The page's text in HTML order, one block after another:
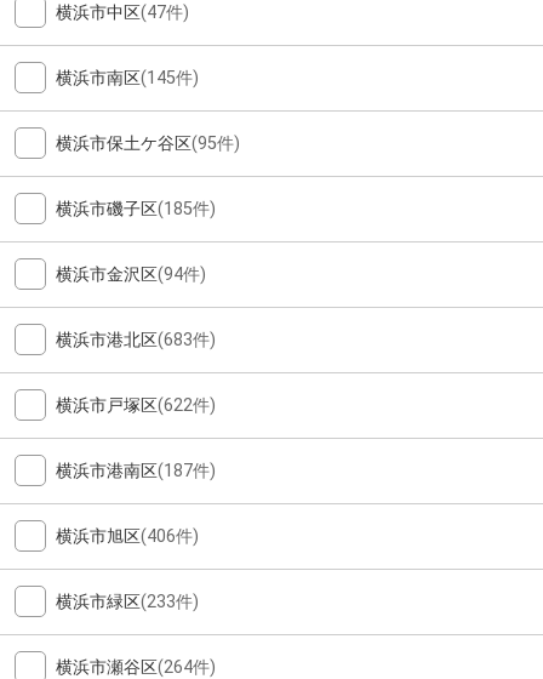
横浜市中区(47件)
横浜市南区(145件)
横浜市保土ケ谷区(95件)
横浜市磯子区(185件)
横浜市金沢区(94件)
横浜市港北区(683件)
横浜市戸塚区(622件)
横浜市港南区(187件)
横浜市旭区(406件)
横浜市緑区(233件)
横浜市瀬谷区(264件)